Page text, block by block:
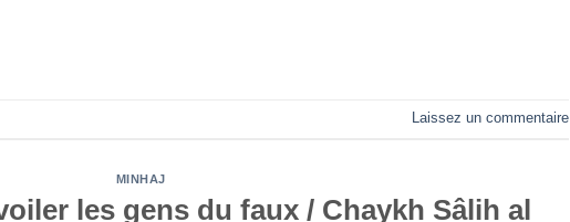
Laissez un commentaire
MINHAJ
les gens du faux / Chaykh Sâlih al